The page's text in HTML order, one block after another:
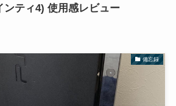
ティ4) 使用感レビュー
備忘録